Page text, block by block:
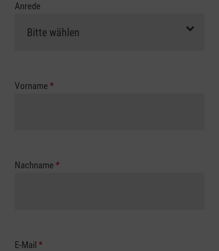
Anrede
Vorname *
Nachname *
E-Mail *